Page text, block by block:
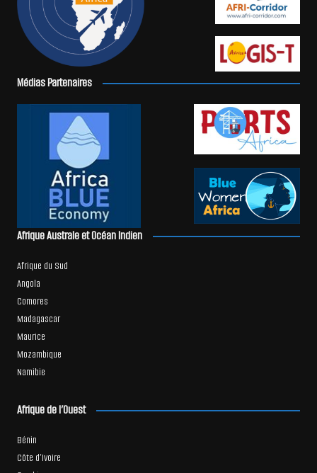
Médias Partenaires
Afrique Australe et Océan Indien
Afrique du Sud
Angola
Comores
Madagascar
Maurice
Mozambique
Namibie
Afrique de l’Ouest
Bénin
Côte d’Ivoire